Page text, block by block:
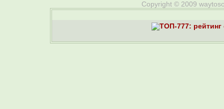
Copyright © 2009